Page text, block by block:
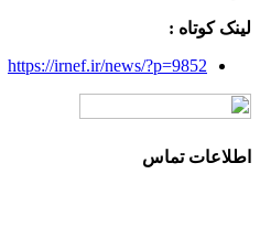
لینک کوتاه :
https://irnef.ir/news/?p=9852
اطلاعات تماس